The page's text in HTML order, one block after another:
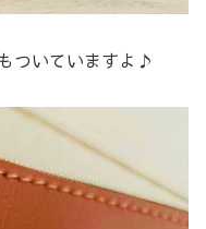
ついていますよ♪